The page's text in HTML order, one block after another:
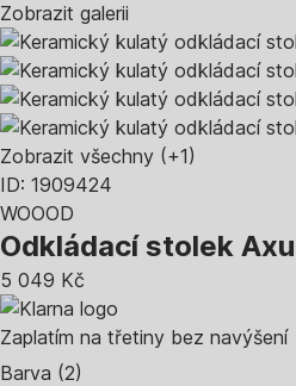
Zobrazit galerii
Zobrazit všechny (+1)
ID: 1909424
WOOOD
Odkládací stolek Axu
5 049 Kč
Zaplatím na třetiny bez navýšení
Barva (2)